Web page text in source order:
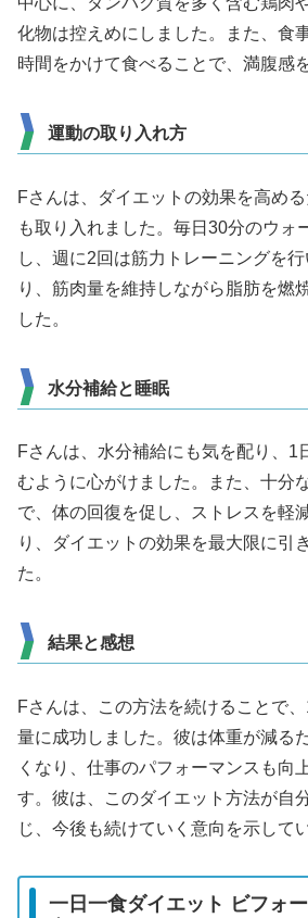
化物は控えめにしました。また、食
時間をかけて食べることで、満腹感
運動の取り入れ方
Fさんは、ダイエットの効果を高め
も取り入れました。毎日30分のウォ
し、週に2回は筋力トレーニングを
り、筋肉量を維持しながら脂肪を燃
した。
水分補給と睡眠
Fさんは、水分補給にも気を配り、1
むように心がけました。また、十分
で、体の回復を促し、ストレスを軽
り、ダイエットの効果を最大限に引
た。
結果と感想
Fさんは、この方法を続けることで
量に成功しました。彼は体重が減る
くなり、仕事のパフォーマンスも向
す。彼は、このダイエット方法が自
じ、今後も続けていく意向を示して
一日一食ダイエット ビフォ